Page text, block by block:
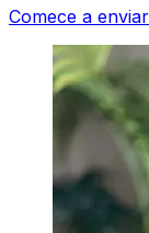
Comece a enviar